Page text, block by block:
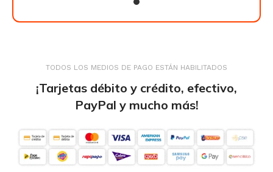
TODOS LOS MEDIOS DE PAGO ESTÁN HABILITADOS
¡Tarjetas débito y crédito, efectivo,
PayPal y mucho más!